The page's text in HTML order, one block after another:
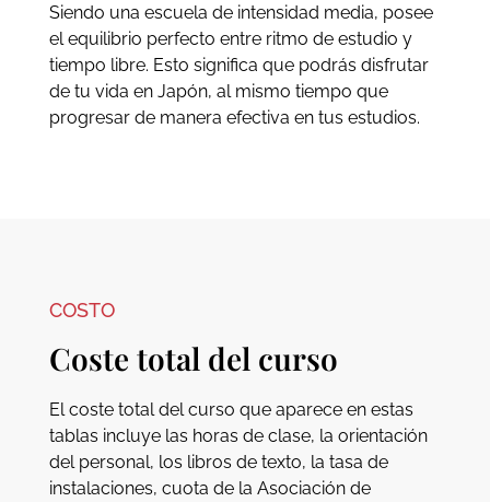
Siendo una escuela de intensidad media, posee
el equilibrio perfecto entre ritmo de estudio y
tiempo libre. Esto significa que podrás disfrutar
de tu vida en Japón, al mismo tiempo que
progresar de manera efectiva en tus estudios.
COSTO
Coste total del curso
El coste total del curso que aparece en estas
tablas incluye las horas de clase, la orientación
del personal, los libros de texto, la tasa de
instalaciones, cuota de la Asociación de